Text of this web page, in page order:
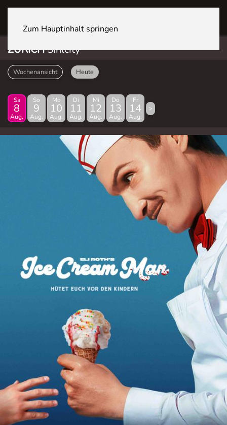
Zum Hauptinhalt springen
ZÜRICHSihlcity
Wochenansicht Heute
Sa
8
Aug.
So
9
Aug.
Mo
10
Aug.
Di
11
Aug.
Mi
12
Aug.
Do
13
Aug.
Fr
14
Aug.
>